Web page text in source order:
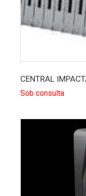
CENTRAL
Sob consulta